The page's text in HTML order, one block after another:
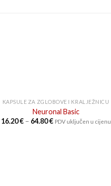
KAPSULE ZA ZGLOBOVE I KRALJEŽNICU
Neuronal Basic
16.20€ – 64.80€Raspon
PDV uključen u cijenu